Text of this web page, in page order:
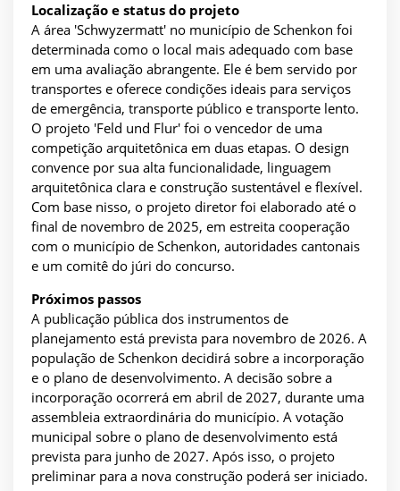
Localização e status do projeto
A área 'Schwyzermatt' no município de Schenkon foi
determinada como o local mais adequado com base
em uma avaliação abrangente. Ele é bem servido por
transportes e oferece condições ideais para serviços
de emergência, transporte público e transporte lento.
O projeto 'Feld und Flur' foi o vencedor de uma
competição arquitetônica em duas etapas. O design
convence por sua alta funcionalidade, linguagem
arquitetônica clara e construção sustentável e flexível.
Com base nisso, o projeto diretor foi elaborado até o
final de novembro de 2025, em estreita cooperação
com o município de Schenkon, autoridades cantonais
e um comitê do júri do concurso.
Próximos passos
A publicação pública dos instrumentos de
planejamento está prevista para novembro de 2026. A
população de Schenkon decidirá sobre a incorporação
e o plano de desenvolvimento. A decisão sobre a
incorporação ocorrerá em abril de 2027, durante uma
assembleia extraordinária do município. A votação
municipal sobre o plano de desenvolvimento está
prevista para junho de 2027. Após isso, o projeto
preliminar para a nova construção poderá ser iniciado.